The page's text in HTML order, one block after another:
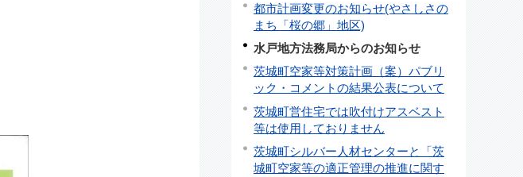
都市計画変更のお知らせ(やさしさの
まち「桜の郷」地区)
水戸地方法務局からのお知らせ
茨城町空家等対策計画（案）パブリ
ック・コメントの結果公表について
茨城町営住宅では吹付けアスベスト
等は使用しておりません
茨城町シルバー人材センターと「茨
城町空家等の適正管理の推進に関す